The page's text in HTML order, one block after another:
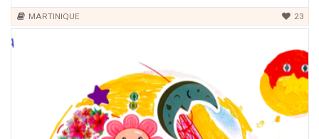
MARTINIQUE 23